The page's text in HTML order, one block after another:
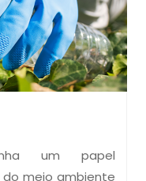
um papel
meio ambiente